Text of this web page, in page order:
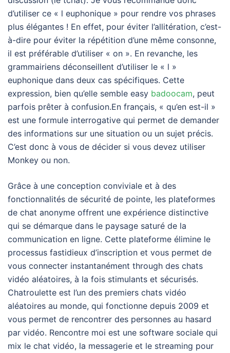
d’utiliser ce « l euphonique » pour rendre vos phrases
plus élégantes ! En effet, pour éviter l’allitération, c’est-
à-dire pour éviter la répétition d’une même consonne,
il est préférable d’utiliser « on ». En revanche, les
grammairiens déconseillent d’utiliser le « l »
euphonique dans deux cas spécifiques. Cette
expression, bien qu’elle semble easy badoocam, peut
parfois prêter à confusion.En français, « qu’en est-il »
est une formule interrogative qui permet de demander
des informations sur une situation ou un sujet précis.
C’est donc à vous de décider si vous devez utiliser
Monkey ou non.
Grâce à une conception conviviale et à des
fonctionnalités de sécurité de pointe, les plateformes
de chat anonyme offrent une expérience distinctive
qui se démarque dans le paysage saturé de la
communication en ligne. Cette plateforme élimine le
processus fastidieux d’inscription et vous permet de
vous connecter instantanément through des chats
vidéo aléatoires, à la fois stimulants et sécurisés.
Chatroulette est l’un des premiers chats vidéo
aléatoires au monde, qui fonctionne depuis 2009 et
vous permet de rencontrer des personnes au hasard
par vidéo. Rencontre moi est une software sociale qui
mix le chat vidéo, la messagerie et le streaming pour